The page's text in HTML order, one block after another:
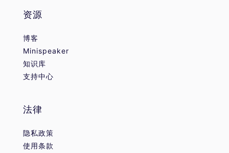
资源
博客
Minispeaker
知识库
支持中心
法律
隐私政策
使用条款